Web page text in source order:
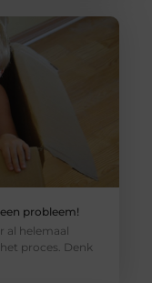
probleem!
al helemaal
proces. Denk